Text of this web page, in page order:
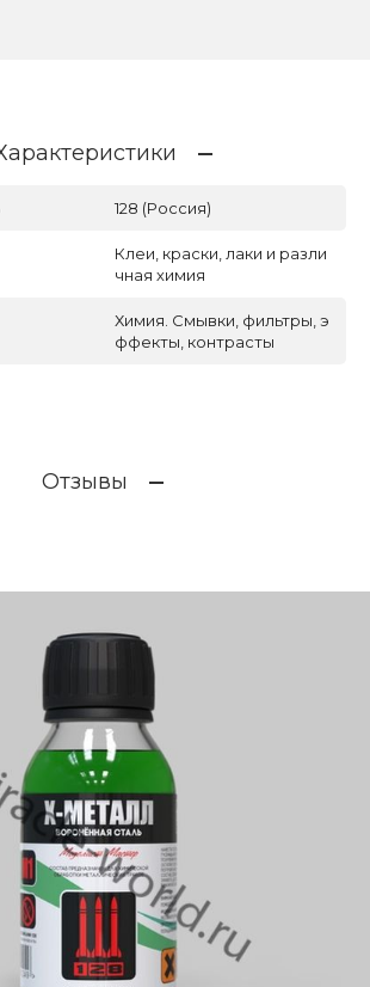
128 (Россия)
Клеи, краски, лаки и разли
чная химия
Химия. Смывки, фильтры, э
ффекты, контрасты
Отзывы